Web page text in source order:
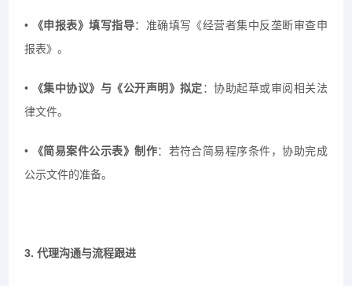
• 《申报表》填写指导：准确填写《经营者集中反垄断审查申
报表》。
• 《集中协议》与《公开声明》拟定：协助起草或审阅相关法
律文件。
• 《简易案件公示表》制作：若符合简易程序条件，协助完成
公示文件的准备。
3. 代理沟通与流程跟进